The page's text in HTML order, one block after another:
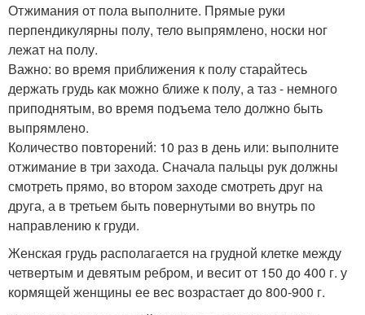
Отжимания от пола выполните. Прямые руки
перпендикулярны полу, тело выпрямлено, носки ног
лежат на полу.
Важно: во время приближения к полу старайтесь
держать грудь как можно ближе к полу, а таз - немного
приподнятым, во время подъема тело должно быть
выпрямлено.
Количество повторений: 10 раз в день или: выполните
отжимание в три захода. Сначала пальцы рук должны
смотреть прямо, во втором заходе смотреть друг на
друга, а в третьем быть повернутыми во внутрь по
направлению к груди.
Женская грудь располагается на грудной клетке между
четвертым и девятым ребром, и весит от 150 до 400 г. у
кормящей женщины ее вес возрастает до 800-900 г.